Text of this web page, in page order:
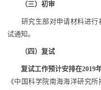
（三）初审
研究生部对申请材料进行
试通知。
（四）复试
复试工作预计安排在2019
《中国科学院南海海洋研究